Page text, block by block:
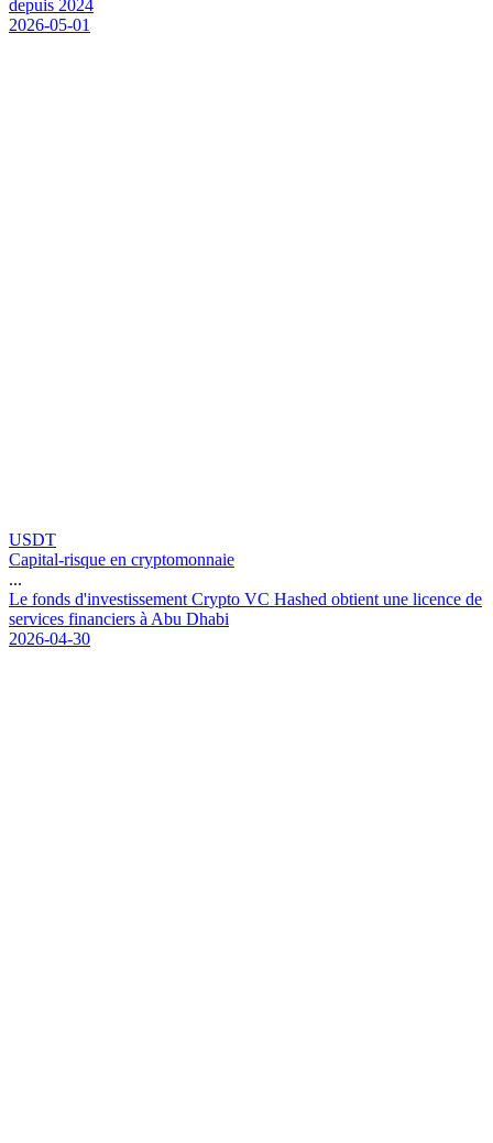
depuis 2024
2026-05-01
USDT
Capital-risque en cryptomonnaie
...
Le fonds d'investissement Crypto VC Hashed obtient une licence de
services financiers à Abu Dhabi
2026-04-30